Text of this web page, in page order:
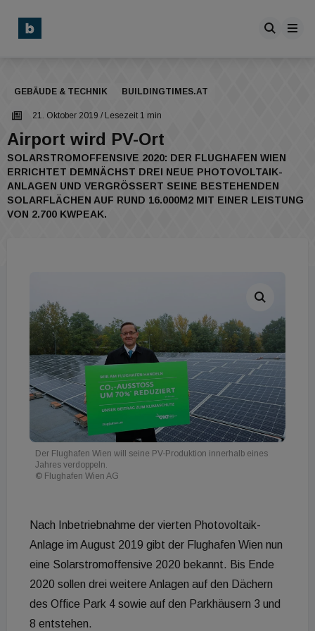
GEBÄUDE & TECHNIK BUILDINGTIMES.AT
21. Oktober 2019 / Lesezeit 1 min
Airport wird PV-Ort
SOLARSTROMOFFENSIVE 2020: DER FLUGHAFEN WIEN
ERRICHTET DEMNÄCHST DREI NEUE PHOTOVOLTAIK-
ANLAGEN UND VERGRÖSSERT SEINE BESTEHENDEN S
OLARFLÄCHEN AUF RUND 16.000M2 MIT EINER LEISTUNG V
ON 2.700 KWPEAK.
Der Flughafen Wien will seine PV-Produktion innerhalb eines
Jahres verdoppeln.
© Flughafen Wien AG
Nach Inbetriebnahme der vierten Photovoltaik-
Anlage im August 2019 gibt der Flughafen Wien nun
eine Solarstromoffensive 2020 bekannt. Bis Ende
2020 sollen drei weitere Anlagen auf den Dächern
des Office Park 4 sowie auf den Parkhäusern 3 und
8 entstehen.